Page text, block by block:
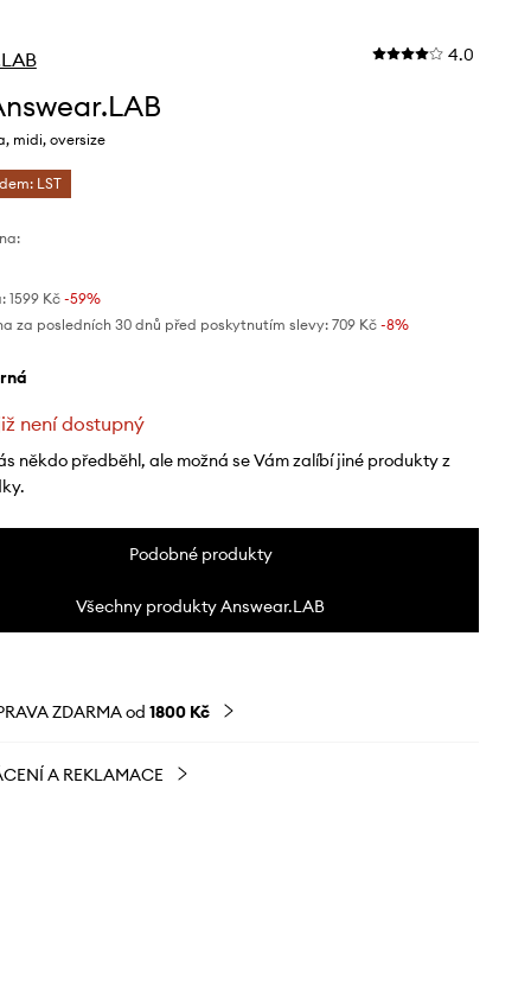
4.0
midi, oversize
LST
1599 Kč-59%
za posledních 30 dnů před poskytnutím slevy: 709 Kč -8%
není dostupný
někdo předběhl, ale možná se Vám zalíbí jiné produkty z
Podobné produkty
Všechny produkty Answear.LAB
ZDARMA od 1800 Kč
A REKLAMACE